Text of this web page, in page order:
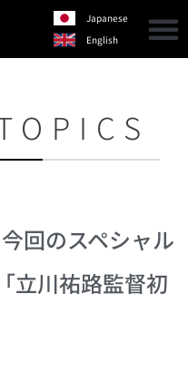
Japanese
English
回のスペシャル
立川祐路監督初